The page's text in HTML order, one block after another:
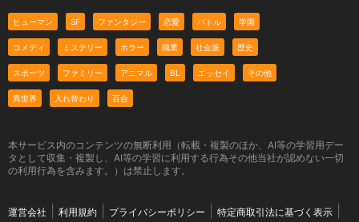
ヒューマン SF ファンタジー 恋愛 バトル 学園
コメディ ミステリー ホラー 職業 社会派 歴史
スポーツ ファミリー アニマル BL エッセイ その他
異世界 入れ替わり 百合
本サービス内のコンテンツの無断利用（転載・複製のほか、AI等の学習用デー
タとして収集・複製し、AI等の学習に利用する行為その他当社が認めない一切
の利用行為を含みます。）は禁止します。
運営会社 利用規約 プライバシーポリシー 特定商取引法に基づく表示